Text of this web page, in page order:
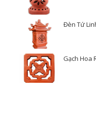
Đèn Tứ
Gạch Hoa